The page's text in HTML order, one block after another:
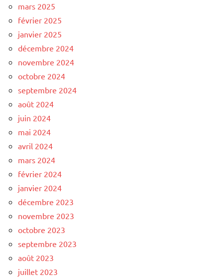
mars 2025
février 2025
janvier 2025
décembre 2024
novembre 2024
octobre 2024
septembre 2024
août 2024
juin 2024
mai 2024
avril 2024
mars 2024
février 2024
janvier 2024
décembre 2023
novembre 2023
octobre 2023
septembre 2023
août 2023
juillet 2023